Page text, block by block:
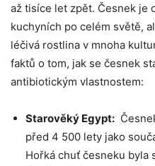
až tisíce let zpět. Česnek je​
kuchyních‍ po⁤ celém světě,
léčivá rostlina v mnoha⁣
⁢faktů o tom, jak se česnek
antibiotickým ⁣vlastnostem:
Starověký Egypt:
před 4 500 lety jako‌
Hořká chuť česneku byla